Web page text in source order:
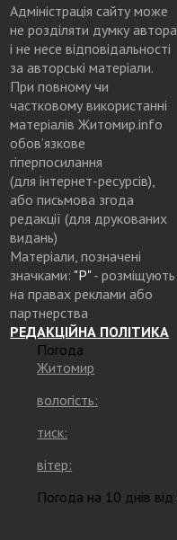
Адміністрація сайту може
не розділяти думку автора
і не несе відповідальності
за авторські матеріали.
При повному чи
частковому використанні
матеріалів Житомир.info
обов’язкове
гіперпосилання
(для інтернет-ресурсів),
або письмова згода
редакції (для друкованих
видань)
Матеріали, позначені
значками: "Р"- розміщують
на правах реклами або
партнерства
РЕДАКЦІЙНА ПОЛІТИКА
Погода
Житомир
вологість:
тиск:
вітер:
Погода на 10 днів від